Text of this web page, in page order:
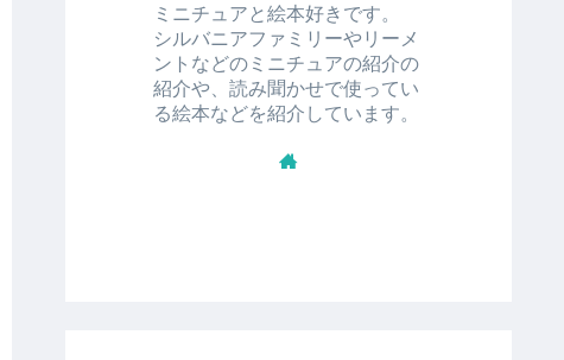
ミニチュアと絵本好きです。
シルバニアファミリーやリーメ
ントなどのミニチュアの紹介の
紹介や、読み聞かせで使ってい
る絵本などを紹介しています。